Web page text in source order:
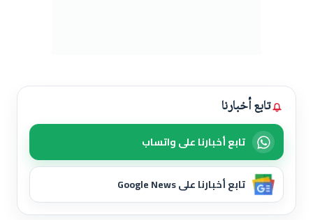
تابع أخبارنا
تابع أخبارنا على واتساب
تابع أخبارنا على Google News